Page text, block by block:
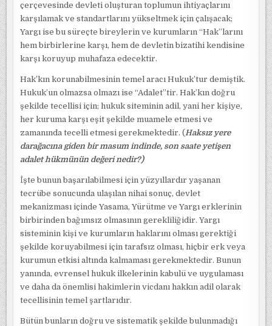
çerçevesinde devleti oluşturan toplumun ihtiyaçlarını
karşılamak ve standartlarını yükseltmek için çalışacak;
Yargı ise bu süreçte bireylerin ve kurumların “Hak”larını
hem birbirlerine karşı, hem de devletin bizatihi kendisine
karşı koruyup muhafaza edecektir.
Hak’kın korunabilmesinin temel aracı Hukuk’tur demiştik.
Hukuk’un olmazsa olmazı ise “Adalet”tir. Hak’kın doğru
şekilde tecellisi için; hukuk siteminin adil, yani her kişiye,
her kuruma karşı eşit şekilde muamele etmesi ve
zamanında tecelli etmesi gerekmektedir. (Haksız yere
darağacına giden bir masum indinde, son saate yetişen
adalet hükmünün değeri nedir?)
İşte bunun başarılabilmesi için yüzyıllardır yaşanan
tecrübe sonucunda ulaşılan nihai sonuç, devlet
mekanizması içinde Yasama, Yürütme ve Yargı erklerinin
birbirinden bağımsız olmasının gerekliliğidir. Yargı
sisteminin kişi ve kurumların haklarını olması gerektiği
şekilde koruyabilmesi için tarafsız olması, hiçbir erk veya
kurumun etkisi altında kalmaması gerekmektedir. Bunun
yanında, evrensel hukuk ilkelerinin kabulü ve uygulaması
ve daha da önemlisi hakimlerin vicdanı hakkın adil olarak
tecellisinin temel şartlarıdır.
Bütün bunların doğru ve sistematik şekilde bulunmadığı